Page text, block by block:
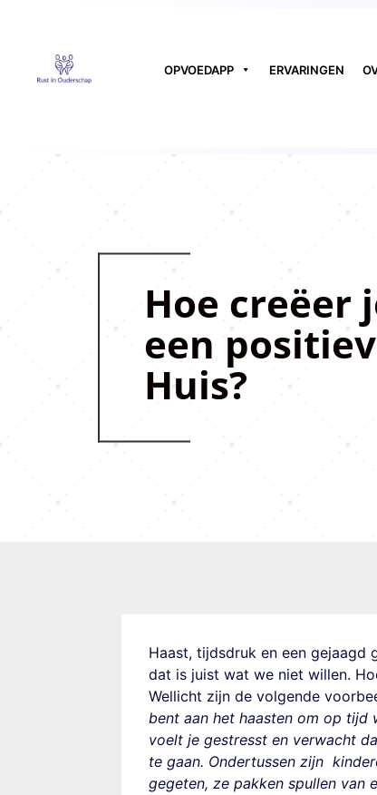
OPVOEDAPP ERVARINGEN
Hoe creëer
een
Huis?
Haast, tijdsdruk en een gejaagd
dat is juist wat we niet willen.
Wellicht zijn de volgende
bent aan het haasten om op tijd
voelt je gestresst en verwacht
te gaan. Ondertussen zijn
gegeten, ze pakken spullen